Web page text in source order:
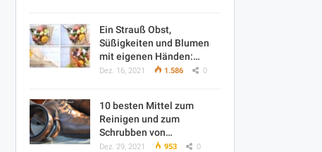
Ein Strauß Obst,
Süßigkeiten und Blumen
mit eigenen Händen:…
Dez. 16, 2021 1.586 0
10 besten Mittel zum
Reinigen und zum
Schrubben von…
Dez. 29, 2021 953 0